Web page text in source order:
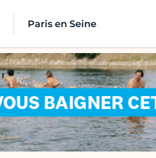
Paris en Seine